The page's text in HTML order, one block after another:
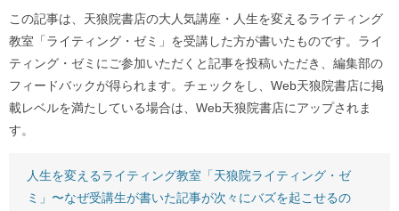
この記事は、天狼院書店の大人気講座・人生を変えるライティング
教室「ライティング・ゼミ」を受講した方が書いたものです。ライ
ティング・ゼミにご参加いただくと記事を投稿いただき、編集部の
フィードバックが得られます。チェックをし、Web天狼院書店に掲
載レベルを満たしている場合は、Web天狼院書店にアップされま
す。
人生を変えるライティング教室「天狼院ライティング・ゼ
ミ」〜なぜ受講生が書いた記事が次々にバズを起こせるの